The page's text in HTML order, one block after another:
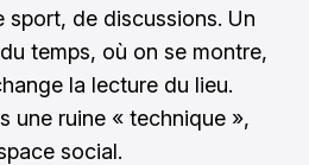
sport, de discussions. Un
temps, où on se montre,
la lecture du lieu.
une ruine « technique »,
social.